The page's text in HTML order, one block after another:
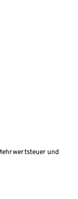
und